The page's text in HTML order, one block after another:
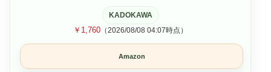
KADOKAWA
￥1,760 （2026/08/08 04:07時点）
Amazon